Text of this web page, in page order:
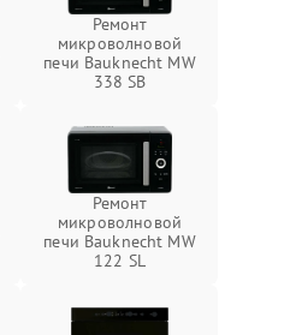
Ремонт
микроволновой
печи Bauknecht MW
338 SB
Ремонт
микроволновой
печи Bauknecht MW
122 SL